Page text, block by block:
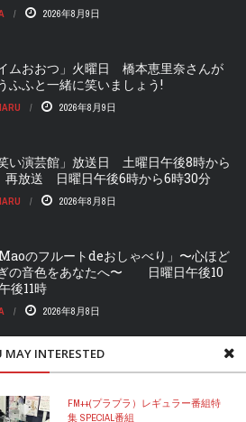
MAY INTERESTED
FM++(プラプラ） レギュラー番組特
集 SPECIAL番組
2026年8月9日
ムおおつ」火曜日 橋本恵里奈さんが
ふふと一緒に笑いましょう!
2026年8月9日
い演芸館」放送日 土曜日午後8時から
放送 日曜日午後6時から6時30分
2026年8月8日
のフルートdeおしゃべり」〜心ほど
の音色をあなたへ〜 日曜日午後10
後11時
2026年8月8日
儀 Part.2」第40回 再放送 ゲストは
社water&craft」の代表、石田亮介さ
BNI滋賀西京都北 提供
2026年8月8日